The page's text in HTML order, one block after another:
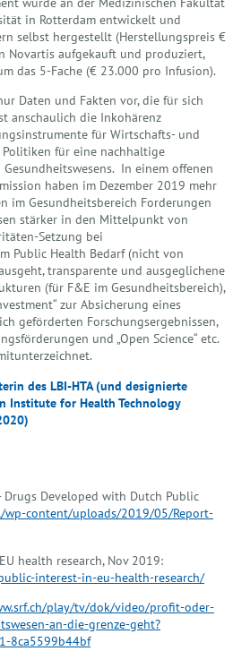
in Rotterdam entwickelt und
selbst hergestellt (Herstellungspreis €
Novartis aufgekauft und produziert,
das 5-Fache (€ 23.000 pro Infusion).
Daten und Fakten vor, die für sich
anschaulich die Inkohärenz
für Wirtschafts- und
für eine nachhaltige
In einem offenen
haben im Dezember 2019 mehr
im Gesundheitsbereich Forderungen
stärker in den Mittelpunkt von
Setzung bei
Public Health Bedarf (nicht von
transparente und ausgeglichene
(für F&E im Gesundheitsbereich),
zur Absicherung eines
geförderten Forschungsergebnissen,
und „Open Science“ etc.
des LBI-HTA (und designierte
Institute for Health Technology
Drugs Developed with Dutch Public
wp-content/uploads/2019/05/Report-
health research, Nov 2019:
interest-in-eu-health-research/
play/tv/dok/video/profit-oder-
an-die-grenze-geht?
8ca5599b44bf